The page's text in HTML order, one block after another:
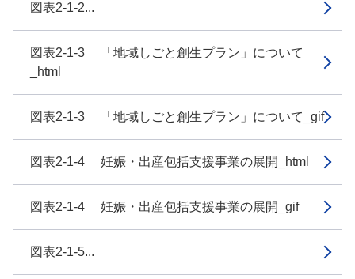
図表2-1-2...
図表2-1-3 「地域しごと創生プラン」について
_html
図表2-1-3 「地域しごと創生プラン」について_gif
図表2-1-4 妊娠・出産包括支援事業の展開_html
図表2-1-4 妊娠・出産包括支援事業の展開_gif
図表2-1-5...